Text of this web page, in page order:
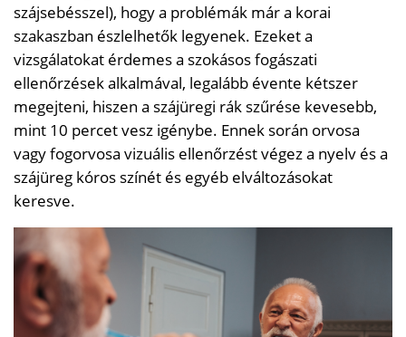
szájsebésszel), hogy a problémák már a korai
szakaszban észlelhetők legyenek. Ezeket a
vizsgálatokat érdemes a szokásos fogászati ​​
ellenőrzések alkalmával, legalább évente kétszer
megejteni, hiszen a szájüregi rák szűrése kevesebb,
mint 10 percet vesz igénybe. Ennek során orvosa
vagy fogorvosa vizuális ellenőrzést végez a nyelv és a
szájüreg kóros színét és egyéb elváltozásokat
keresve.